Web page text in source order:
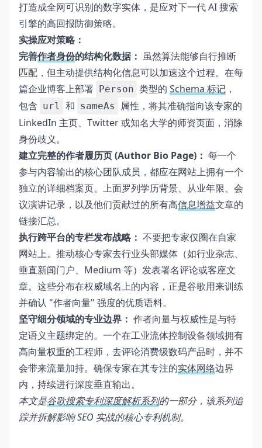
打造成全网可识别的数字实体，是应对下一代 AI 搜索
引擎的高回报防御策略。
实操应对策略：
完善作者身份的结构化数据： 虽然算法能够自行推断
匹配，但主动提供结构化信息可以加速这个过程。在每
篇企业博客上部署 Person 类型的 Schema 标记 ，
包含 url 和 sameAs
属性，将其准确指向该专家的
LinkedIn 主页、Twitter 或知名大学的师资页面，消除
身份歧义。
建立完整的作者履历页 (Author Bio Page)： 每一个
参与内容输出的核心团队成员，都应在网站上拥有一个
独立的详细档案页。上面罗列学历背景、从业年限、会
议演讲记录，以及他们贡献过的所有高信息增益文章的
链接汇总。
执行跨平台的专栏发布战略： 不要把专家仅圈在自家
网站上。推动核心专家去行业头部媒体（如行业杂志、
垂直新闻门户、Medium 等）发表署名评论或客座文
章。这些分布在权威域名上的内容，正是谷歌用来训练
并确认 "作者向量" 强度的优质语料。
坚守细分领域的专业边界： 作者向量与权威性是与特
定语义主题绑定的。一个在工业流体控制设备领域拥有
高向量权重的工程师，去评论消费级数码产品时，并不
会带来流量加持。确保专家在其专注的实体网络边界
内，持续进行深度垂直输出。
本文是谷歌搜索专利深度解析系列的一部分，该系列追
踪并拆解影响 SEO 实战的核心专利机制。